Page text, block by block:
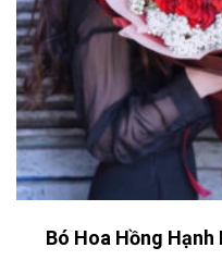
Bó Hoa Hồng Hạnh